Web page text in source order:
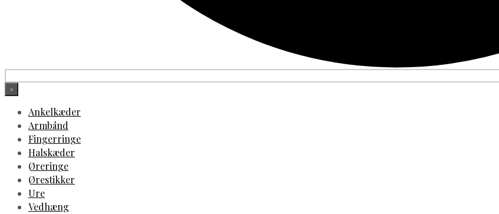
×
Ankelkæder
Armbånd
Fingerringe
Halskæder
Øreringe
Ørestikker
Ure
Vedhæng